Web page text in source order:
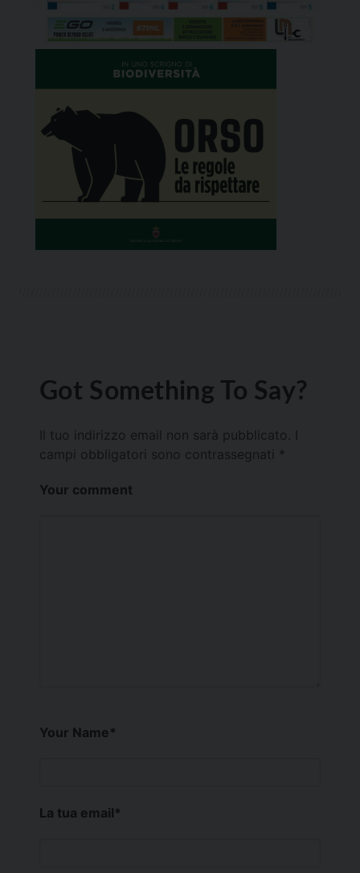
Got Something To Say?
Il tuo indirizzo email non sarà pubblicato.
campi obbligatori sono contrassegnati *
Your comment
Your Name*
La tua email*